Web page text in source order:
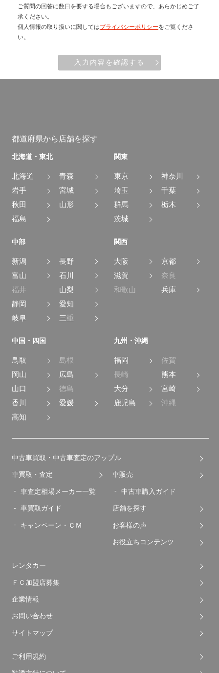
ご質問の回答に数日を要する場合もございますので、あらかじめご了
承ください。
個人情報の取り扱いに関してはプライバシーポリシーをご覧くださ
い。
入力内容を確認する
都道府県から店舗を探す
北海道・東北
北海道
青森
岩手
宮城
秋田
山形
福島
関東
東京
神奈川
埼玉
千葉
群馬
栃木
茨城
中部
新潟
長野
富山
石川
福井
山梨
静岡
愛知
岐阜
三重
関西
大阪
京都
滋賀
奈良
和歌山
兵庫
中国・四国
鳥取
島根
岡山
広島
山口
徳島
香川
愛媛
高知
九州・沖縄
福岡
佐賀
長崎
熊本
大分
宮崎
鹿児島
沖縄
中古車買取・中古車査定のアップル
車買取・査定
車査定相場メーカー一覧
車買取ガイド
キャンペーン・ＣＭ
車販売
中古車購入ガイド
店舗を探す
お客様の声
お役立ちコンテンツ
レンタカー
ＦＣ加盟店募集
企業情報
お問い合わせ
サイトマップ
ご利用規約